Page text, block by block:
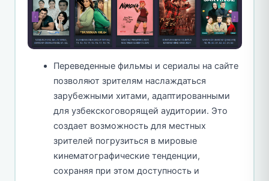
Переведенные фильмы и сериалы на сайте
позволяют зрителям наслаждаться
зарубежными хитами, адаптированными
для узбекскоговорящей аудитории. Это
создает возможность для местных
зрителей погрузиться в мировые
кинематографические тенденции,
сохраняя при этом доступность и